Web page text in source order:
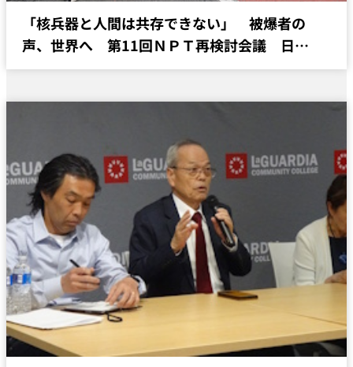
「核兵器と人間は共存できない」 被爆者の
声、世界へ 第11回ＮＰＴ再検討会議 日…